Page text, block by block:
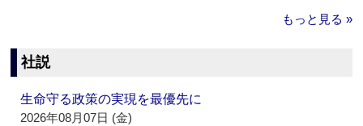
もっと見る »
社説
生命守る政策の実現を最優先に
2026年08月07日 (金)